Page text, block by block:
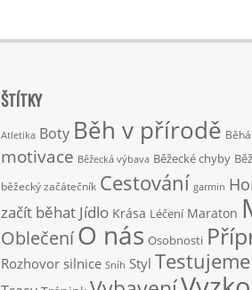
ŠTÍTKY
Atletika Boty Běh v přírodě
motivace Běžecká výbava Běžecké chyby
běžecký začátečník Cestování garmin
začít běhat Jídlo Krása Léčení Maraton
OblečeníO nás Osobnosti
Rozhovor silnice Sníh Styl Testujeme